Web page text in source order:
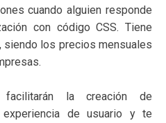
cuando alguien responde
con código CSS. Tiene
siendo los precios mensuales
la creación de
experiencia de usuario y te